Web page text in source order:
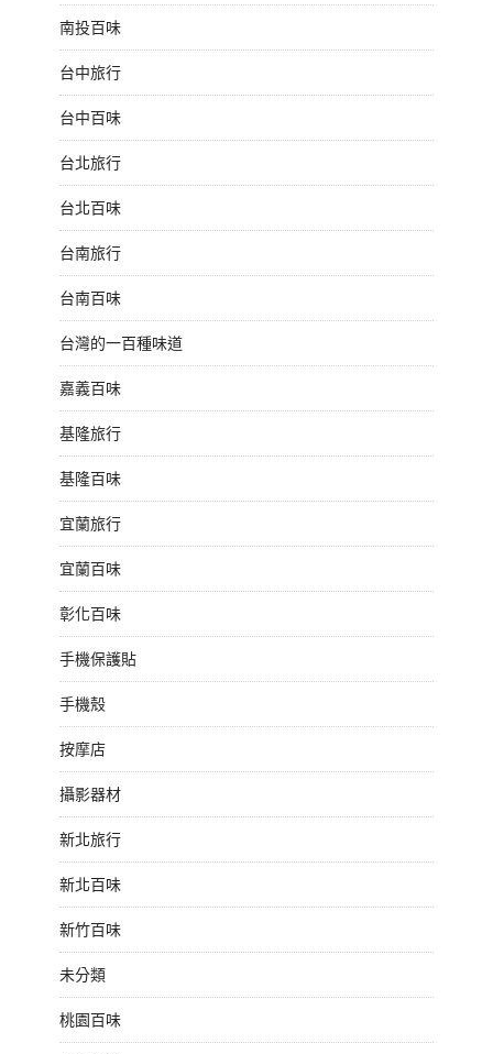
南投百味
台中旅行
台中百味
台北旅行
台北百味
台南旅行
台南百味
台灣的一百種味道
嘉義百味
基隆旅行
基隆百味
宜蘭旅行
宜蘭百味
彰化百味
手機保護貼
手機殼
按摩店
攝影器材
新北旅行
新北百味
新竹百味
未分類
桃園百味